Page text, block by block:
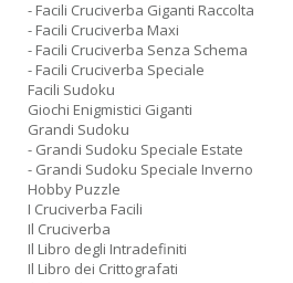
- Facili Cruciverba Giganti Raccolta
- Facili Cruciverba Maxi
- Facili Cruciverba Senza Schema
- Facili Cruciverba Speciale
Facili Sudoku
Giochi Enigmistici Giganti
Grandi Sudoku
- Grandi Sudoku Speciale Estate
- Grandi Sudoku Speciale Inverno
Hobby Puzzle
I Cruciverba Facili
Il Cruciverba
Il Libro degli Intradefiniti
Il Libro dei Crittografati